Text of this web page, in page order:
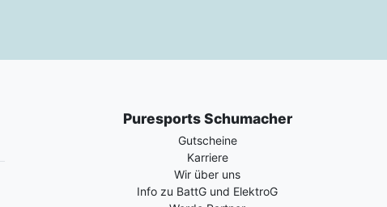
Puresports Schumacher
Gutscheine
Karriere
Wir über uns
Info zu BattG und ElektroG